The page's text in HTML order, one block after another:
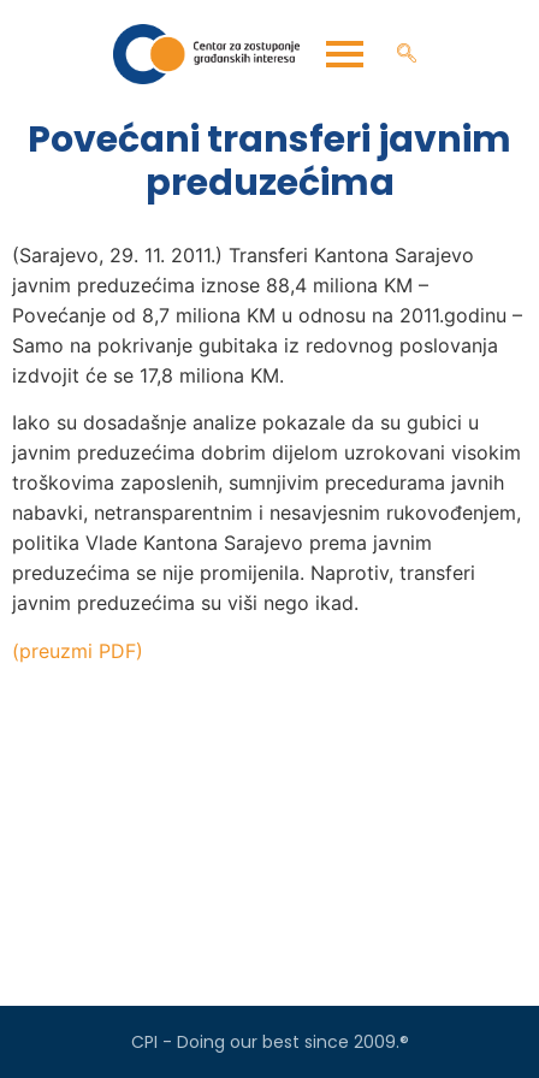
Povećani transferi javnim
preduzećima
(Sarajevo, 29. 11. 2011.) Transferi Kantona Sarajevo
javnim preduzećima iznose 88,4 miliona KM –
Povećanje od 8,7 miliona KM u odnosu na 2011.godinu –
Samo na pokrivanje gubitaka iz redovnog poslovanja
izdvojit će se 17,8 miliona KM.
Iako su dosadašnje analize pokazale da su gubici u
javnim preduzećima dobrim dijelom uzrokovani visokim
troškovima zaposlenih, sumnjivim precedurama javnih
nabavki, netransparentnim i nesavjesnim rukovođenjem,
politika Vlade Kantona Sarajevo prema javnim
preduzećima se nije promijenila. Naprotiv, transferi
javnim preduzećima su viši nego ikad.
(preuzmi PDF)
CPI - Doing our best since 2009.®